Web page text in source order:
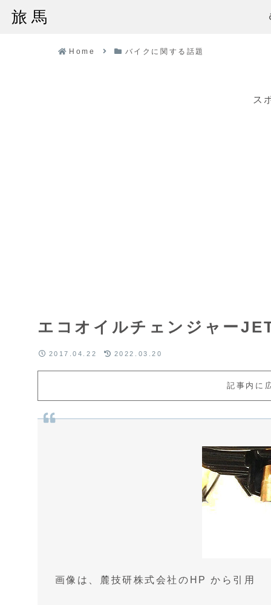
旅馬
Home バイクに関する話題
エコオイルチェンジャー
ス
2017.04.22 2022.03.20
記事内に
画像は、麓技研株式会社のHP から引用